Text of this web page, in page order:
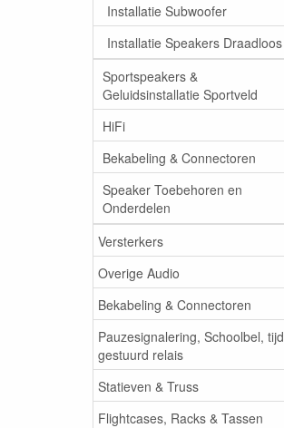
Installatie Subwoofer
Installatie Speakers Draadloos
Sportspeakers &
Geluidsinstallatie Sportveld
HiFi
Bekabeling & Connectoren
Speaker Toebehoren en
Onderdelen
Versterkers
Overige Audio
Bekabeling & Connectoren
Pauzesignalering, Schoolbel, tijd
gestuurd relais
Statieven & Truss
Flightcases, Racks & Tassen